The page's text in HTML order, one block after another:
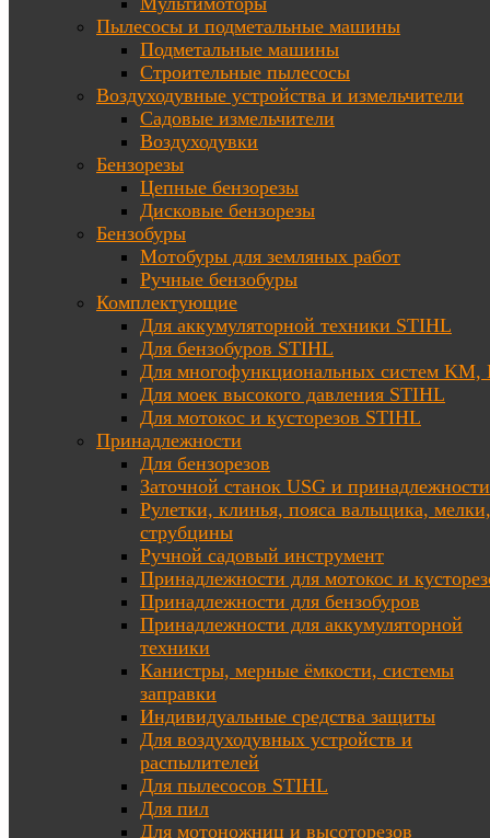
Пылесосы и подметальные машины
Подметальные машины
Строительные пылесосы
Воздуходувные устройства и измельчители
Садовые измельчители
Воздуходувки
Бензорезы
Цепные бензорезы
Дисковые бензорезы
Бензобуры
Мотобуры для земляных работ
Ручные бензобуры
Комплектующие
Для аккумуляторной техники STIHL
Для бензобуров STIHL
Для многофункциональных систем KM,
Для моек высокого давления STIHL
Для мотокос и кусторезов STIHL
Принадлежности
Для бензорезов
Заточной станок USG и принадлежности
Рулетки, клинья, пояса вальщика, мелки,
струбцины
Ручной садовый инструмент
Принадлежности для мотокос и
Принадлежности для бензобуров
Принадлежности для аккумуляторной
техники
Канистры, мерные ёмкости, системы
заправки
Индивидуальные средства защиты
Для воздуходувных устройств и
распылителей
Для пылесосов STIHL
Для пил
Для мотоножниц и высоторезов